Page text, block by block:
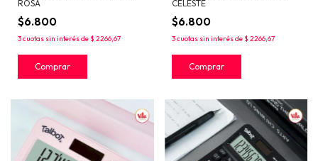
ROSA
$6.800
3cuotas sin interés de$ 2266,67
CELESTE
$6.800
3cuotas sin interés de$ 2266,67